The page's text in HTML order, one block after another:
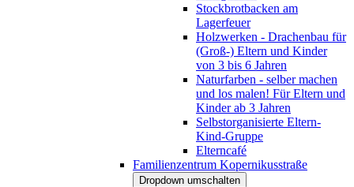
Stockbrotbacken am
Lagerfeuer
Holzwerken - Drachenbau für
(Groß-) Eltern und Kinder
von 3 bis 6 Jahren
Naturfarben - selber machen
und los malen! Für Eltern und
Kinder ab 3 Jahren
Selbstorganisierte Eltern-
Kind-Gruppe
Elterncafé
Familienzentrum Kopernikusstraße
Dropdown umschalten